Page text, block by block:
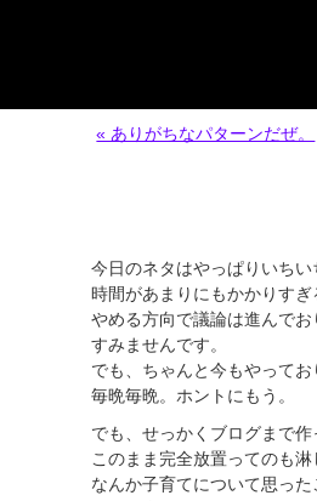
« ありがちなパターンだぜ。
今日のネタはやっぱりいちい
時間があまりにもかかりすぎ
やめる方向で議論は進んでお
すみませんです。
でも、ちゃんと今もやってお
毎晩毎晩。ホントにもう。
でも、せっかくブログまで作
このまま完全放置ってのも淋
なんか子育てについて思った